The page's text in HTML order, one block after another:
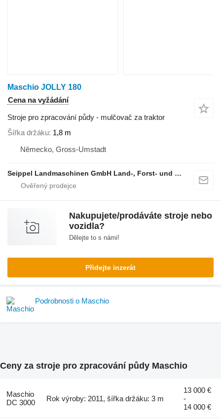
Maschio JOLLY 180
Cena na vyžádání
Stroje pro zpracování půdy - mulčovač za traktor
Šířka držáku 1,8 m
Německo, Gross-Umstadt
Seippel Landmaschinen GmbH Land-, Forst- und Gartentechnik
Nakupujete/prodáváte stroje nebo
vozidla?
Dělejte to s námi!
Přidejte inzerát
Podrobnosti o Maschio
Ceny za stroje pro zpracování půdy Maschio
Maschio
DC 3000
Rok výroby: 2011, šířka držáku: 3 m
13 000 €
-
14 000 €